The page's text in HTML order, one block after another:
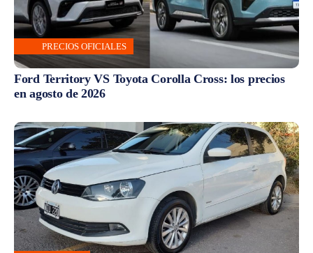
PRECIOS OFICIALES
Ford Territory VS Toyota Corolla Cross: los precios
en agosto de 2026